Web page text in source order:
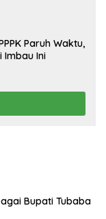
Paruh Waktu,
Imbau Ini
Bupati Tubaba